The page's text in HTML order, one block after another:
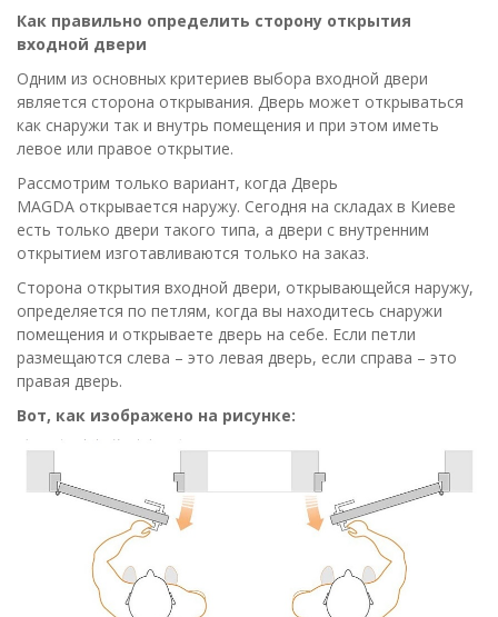
Как правильно определить сторону открытия
входной двери
Одним из основных критериев выбора входной двери
является сторона открывания. Дверь может открываться
как снаружи так и внутрь помещения и при этом иметь
левое или правое открытие.
Рассмотрим только вариант, когда Дверь
МAGDA открывается наружу. Сегодня на складах в Киеве
есть только двери такого типа, а двери с внутренним
открытием изготавливаются только на заказ.
Сторона открытия входной двери, открывающейся наружу,
определяется по петлям, когда вы находитесь снаружи
помещения и открываете дверь на себе. Если петли
размещаются слева – это левая дверь, если справа – это
правая дверь.
Вот, как изображено на рисунке: